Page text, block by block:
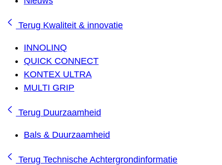
Terug Kwaliteit & innovatie
INNOLINQ
QUICK CONNECT
KONTEX ULTRA
MULTI GRIP
Terug Duurzaamheid
Bals & Duurzaamheid
Terug Technische Achtergrondinformatie